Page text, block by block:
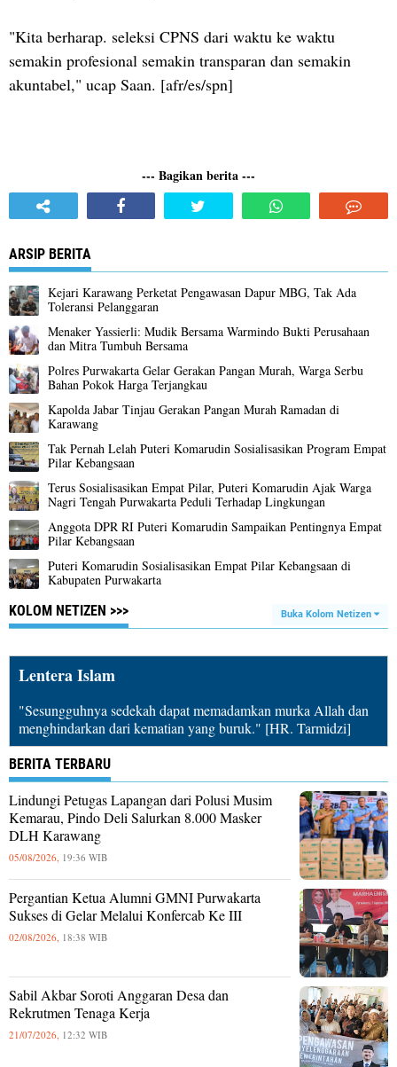
"Kita berharap. seleksi CPNS dari waktu ke waktu
semakin profesional semakin transparan dan semakin
akuntabel," ucap Saan. [afr/es/spn]
--- Bagikan berita ---
ARSIP BERITA
Kejari Karawang Perketat Pengawasan Dapur MBG, Tak Ada
Toleransi Pelanggaran
Menaker Yassierli: Mudik Bersama Warmindo Bukti Perusahaan
dan Mitra Tumbuh Bersama
Polres Purwakarta Gelar Gerakan Pangan Murah, Warga Serbu
Bahan Pokok Harga Terjangkau
Kapolda Jabar Tinjau Gerakan Pangan Murah Ramadan di
Karawang
Tak Pernah Lelah Puteri Komarudin Sosialisasikan Program Empat
Pilar Kebangsaan
Terus Sosialisasikan Empat Pilar, Puteri Komarudin Ajak Warga
Nagri Tengah Purwakarta Peduli Terhadap Lingkungan
Anggota DPR RI Puteri Komarudin Sampaikan Pentingnya Empat
Pilar Kebangsaan
Puteri Komarudin Sosialisasikan Empat Pilar Kebangsaan di
Kabupaten Purwakarta
KOLOM NETIZEN >>>
Buka Kolom Netizen
Lentera Islam
"Sesungguhnya sedekah dapat memadamkan murka Allah dan
menghindarkan dari kematian yang buruk." [HR. Tarmidzi]
BERITA TERBARU
Lindungi Petugas Lapangan dari Polusi Musim
Kemarau, Pindo Deli Salurkan 8.000 Masker
DLH Karawang
05/08/2026, 19:36 WIB
Pergantian Ketua Alumni GMNI Purwakarta
Sukses di Gelar Melalui Konfercab Ke III
02/08/2026, 18:38 WIB
Sabil Akbar Soroti Anggaran Desa dan
Rekrutmen Tenaga Kerja
21/07/2026, 12:32 WIB